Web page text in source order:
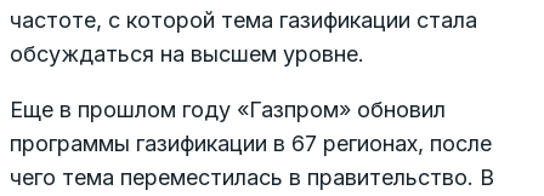
частоте, с которой тема газификации стала
обсуждаться на высшем уровне.
Еще в прошлом году «Газпром» обновил
программы газификации в 67 регионах, после
чего тема переместилась в правительство. В